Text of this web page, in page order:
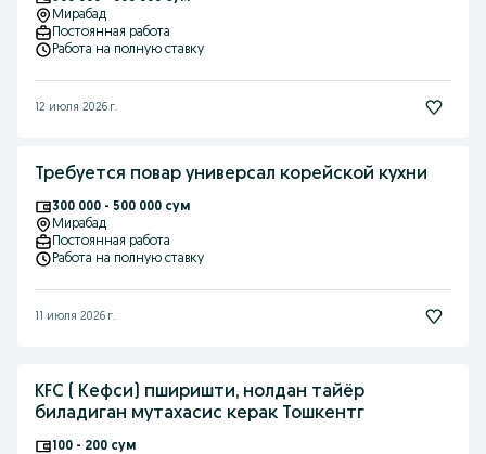
Мирабад
Постоянная работа
Работа на полную ставку
12 июля 2026 г.
Требуется повар универсал корейской кухни
300 000 - 500 000 сум
Мирабад
Постоянная работа
Работа на полную ставку
11 июля 2026 г.
KFC ( Кефси) пширишти, нолдан тайёр
биладиган мутахасис керак Тошкентг
100 - 200 сум